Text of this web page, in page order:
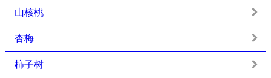
山核桃
杏梅
柿子树